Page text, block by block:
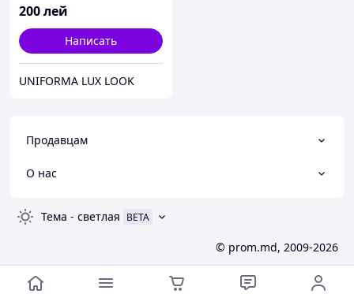
200лей
Написать
UNIFORMA LUX LOOK
Продавцам
О нас
Тема - светлая BETA
© prom.md, 2009-2026